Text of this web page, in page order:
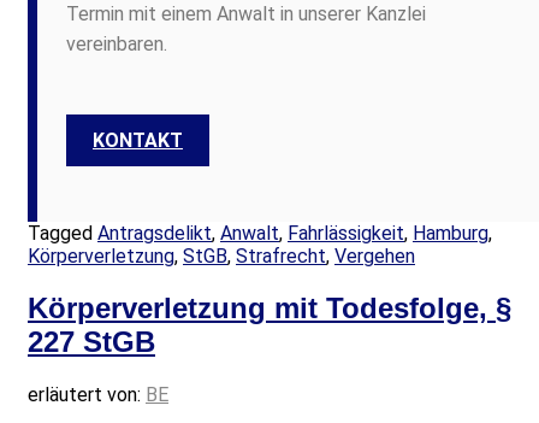
Termin mit einem Anwalt in unserer Kanzlei
vereinbaren.
KONTAKT
Tagged Antragsdelikt, Anwalt, Fahrlässigkeit, Hamburg,
Körperverletzung, StGB, Strafrecht, Vergehen
Körperverletzung mit Todesfolge, §
227 StGB
erläutert von: BE